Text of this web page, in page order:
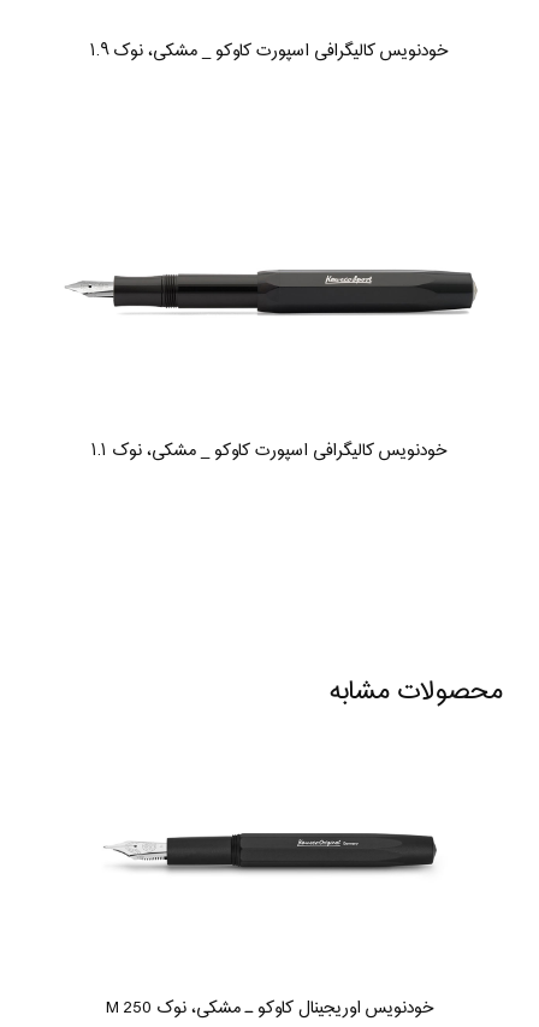
خودنویس کالیگرافی اسپورت کاوکو _ مشکی، نوک ۱.۹
خودنویس کالیگرافی اسپورت کاوکو _ مشکی، نوک ۱.۱
محصولات مشابه
خودنویس اوریجینال کاوکو ـ مشکی، نوک M 250